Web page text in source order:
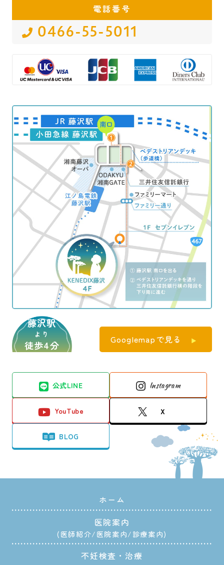
電話番号
0466-55-5011
藤沢駅
より
徒歩4分 Googlemapで見る
公式LINE Instagram
YouTube X
BLOG
ホーム
医院案内
医師紹介 医院案内 診療案内
不妊検査・治療